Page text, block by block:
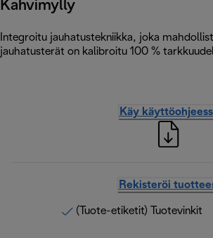
Kahvimylly
Integroitu jauhatustekniikka, joka
jauhatusterät on kalibroitu 100 %
Käy
Rekisteröi
(Tuote-etiketit) Tuotevinkit